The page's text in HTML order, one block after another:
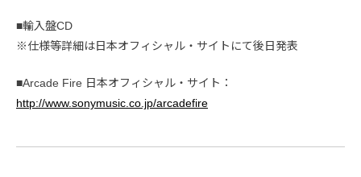
■輸入盤CD
※仕様等詳細は日本オフィシャル・サイトにて後日発表
■Arcade Fire 日本オフィシャル・サイト：
http://www.sonymusic.co.jp/arcadefire